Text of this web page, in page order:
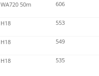
WA720 50m 606
H18 553
H18 549
H18 535